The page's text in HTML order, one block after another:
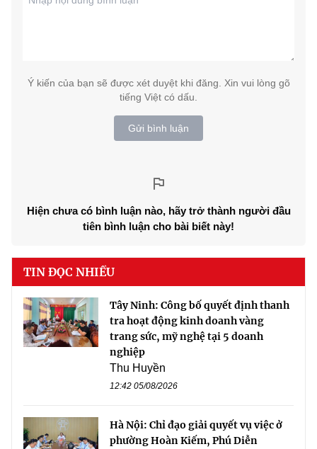
Ý kiến của bạn sẽ được xét duyệt khi đăng. Xin vui lòng gõ
tiếng Việt có dấu.
Gửi bình luận
Hiện chưa có bình luận nào, hãy trở thành người đầu
tiên bình luận cho bài biết này!
TIN ĐỌC NHIỀU
Tây Ninh: Công bố quyết định thanh
tra hoạt động kinh doanh vàng
trang sức, mỹ nghệ tại 5 doanh
nghiệp
Thu Huyền
12:42 05/08/2026
Hà Nội: Chỉ đạo giải quyết vụ việc ở
phường Hoàn Kiếm, Phú Diễn